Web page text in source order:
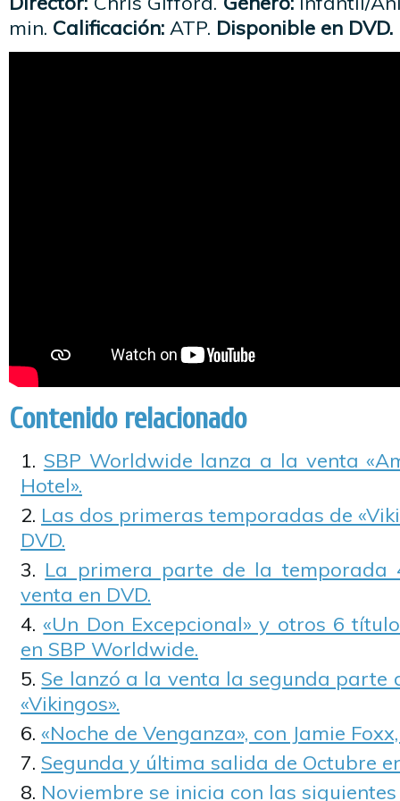
min. Calificación: ATP. Disponible en DVD.
Contenido relacionado
SBP Worldwide lanza a la venta
Hotel».
Las dos primeras temporadas de
DVD.
La primera parte de la temporada
venta en DVD.
«Un Don Excepcional» y otros 6
en SBP Worldwide.
Se lanzó a la venta la segunda parte
«Vikingos».
«Noche de Venganza», con Jamie
Segunda y última salida de Octubre
Noviembre se inicia con las